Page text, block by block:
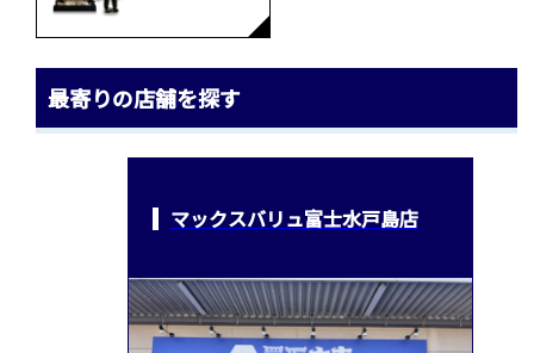
最寄りの店舗を探す
マックスバリュ富士水戸島店